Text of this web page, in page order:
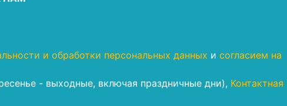
и обработки персональных данных и согласием на
- выходные, включая праздничные дни), Контактная